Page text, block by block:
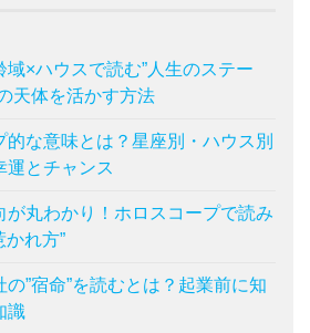
×ハウスで読む”人生のステー
天体を活かす方法
的な意味とは？星座別・ハウス別
運とチャンス
が丸わかり！ホロスコープで読み
かれ方”
”宿命”を読むとは？起業前に知
識